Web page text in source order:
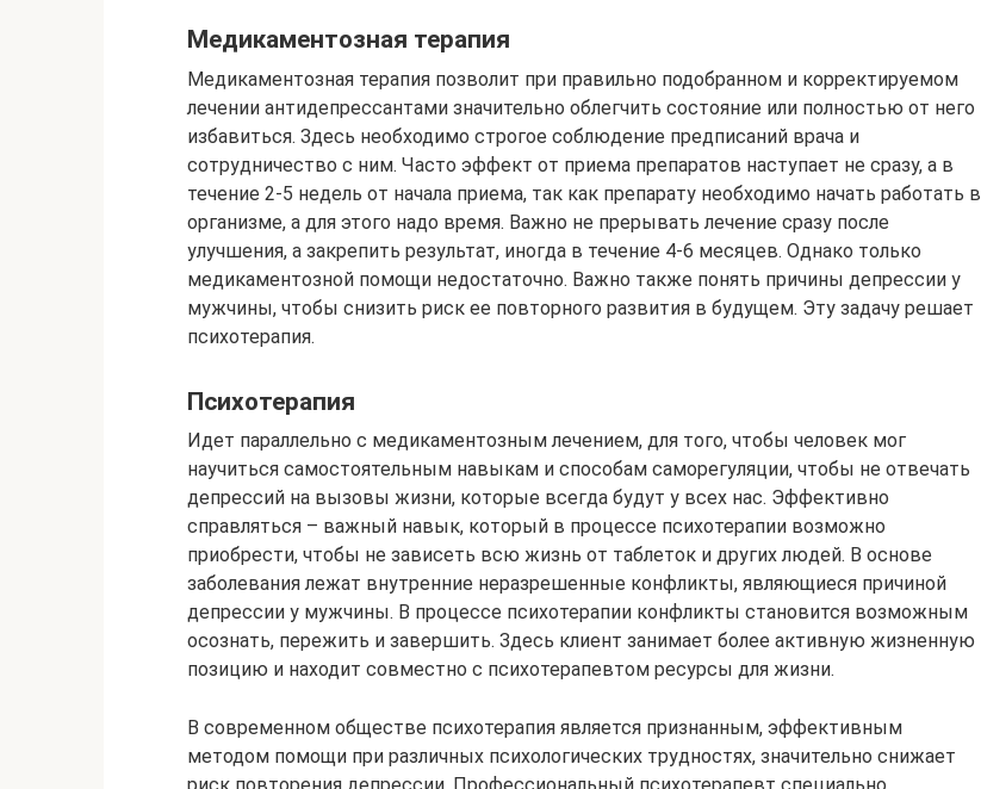
Медикаментозная терапия
Медикаментозная терапия позволит при правильно подобранном и корректируемом
лечении антидепрессантами значительно облегчить состояние или полностью от него
избавиться. Здесь необходимо строгое соблюдение предписаний врача и
сотрудничество с ним. Часто эффект от приема препаратов наступает не сразу, а в
течение 2-5 недель от начала приема, так как препарату необходимо начать работать в
организме, а для этого надо время. Важно не прерывать лечение сразу после
улучшения, а закрепить результат, иногда в течение 4-6 месяцев. Однако только
медикаментозной помощи недостаточно. Важно также понять причины депрессии у
мужчины, чтобы снизить риск ее повторного развития в будущем. Эту задачу решает
психотерапия.
Психотерапия
Идет параллельно с медикаментозным лечением, для того, чтобы человек мог
научиться самостоятельным навыкам и способам саморегуляции, чтобы не отвечать
депрессий на вызовы жизни, которые всегда будут у всех нас. Эффективно
справляться – важный навык, который в процессе психотерапии возможно
приобрести, чтобы не зависеть всю жизнь от таблеток и других людей. В основе
заболевания лежат внутренние неразрешенные конфликты, являющиеся причиной
депрессии у мужчины. В процессе психотерапии конфликты становится возможным
осознать, пережить и завершить. Здесь клиент занимает более активную жизненную
позицию и находит совместно с психотерапевтом ресурсы для жизни.
В современном обществе психотерапия является признанным, эффективным
методом помощи при различных психологических трудностях, значительно снижает